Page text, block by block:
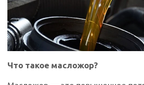
Что такое масложор?